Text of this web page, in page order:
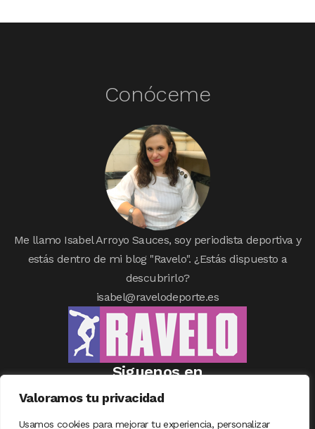
Valoramos tu privacidad
Usamos cookies para mejorar tu experiencia, personalizar
Conóceme
Me llamo Isabel Arroyo Sauces, soy periodista deportiva y
estás dentro de mi blog "Ravelo". ¿Estás dispuesto a
descubrirlo?
isabel@ravelodeporte.es
Siguenos en